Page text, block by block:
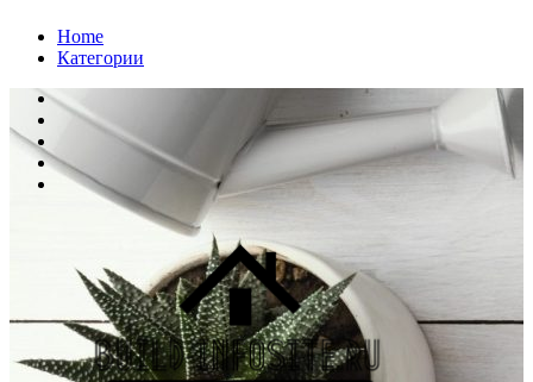
ПерейтиHome
Категории